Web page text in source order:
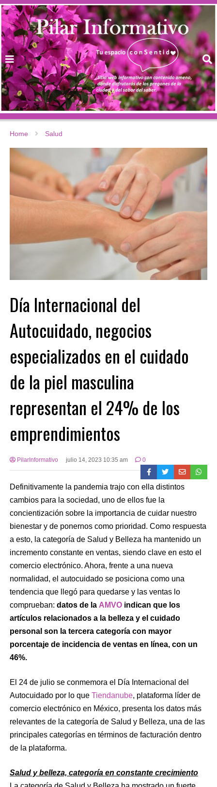
Home Salud
Día Internacional del
Autocuidado, negocios
especializados en el cuidado
de la piel masculina
representan el 24% de los
emprendimientos
PilarInformativo julio 14, 2023 10:35 am 0
Definitivamente la pandemia trajo con ella distintos
cambios para la sociedad, uno de ellos fue la
concientización sobre la importancia de cuidar nuestro
bienestar y de ponernos como prioridad. Como respuesta
a esto, la categoría de Salud y Belleza ha mantenido un
incremento constante en ventas, siendo clave en esto el
comercio electrónico. Ahora, frente a una nueva
normalidad, el autocuidado se posiciona como una
tendencia que llegó para quedarse y las ventas lo
comprueban: datos de la AMVO indican que los
artículos relacionados a la belleza y el cuidado
personal son la tercera categoría con mayor
porcentaje de incidencia de ventas en línea, con un
46%.
El 24 de julio se conmemora el Día Internacional del
Autocuidado por lo que Tiendanube, plataforma líder de
comercio electrónico en México, presenta los datos más
relevantes de la categoría de Salud y Belleza, una de las
principales categorías en términos de facturación dentro
de la plataforma.
Salud y belleza, categoría en constante crecimiento